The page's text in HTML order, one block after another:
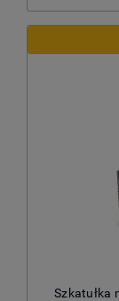
Szkatułka